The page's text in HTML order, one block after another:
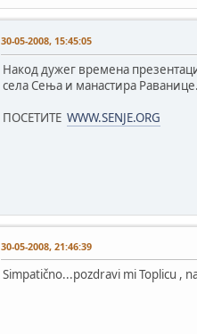
30-05-2008, 15:45:05
Накод дужег времена
села Сења и манастира Раванице.
ПОСЕТИТЕ WWW.SENJE.ORG
30-05-2008, 21:46:39
Simpatično...pozdravi mi Toplicu ,